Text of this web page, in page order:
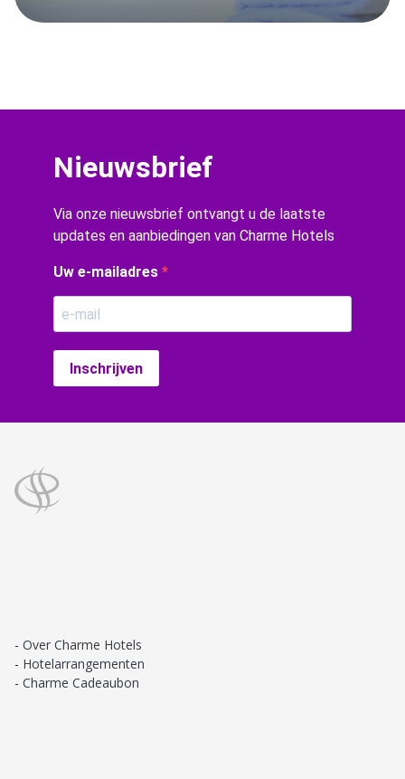
Nieuwsbrief
Via onze nieuwsbrief ontvangt u de laatste
updates en aanbiedingen van Charme Hotels
Uw e-mailadres
Inschrijven
Over Charme Hotels
Hotelarrangementen
Charme Cadeaubon